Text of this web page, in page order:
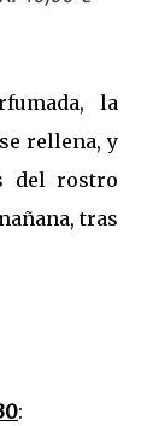
la
rellena, y
del rostro
tras
: